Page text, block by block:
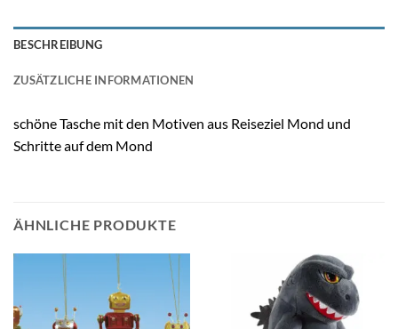
BESCHREIBUNG
ZUSÄTZLICHE INFORMATIONEN
schöne Tasche mit den Motiven aus Reiseziel Mond und
Schritte auf dem Mond
ÄHNLICHE PRODUKTE